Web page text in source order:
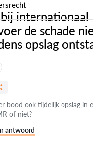
internationaal
de schade
opslag
bood ook tijdelijk opslag in
of niet?
antwoord